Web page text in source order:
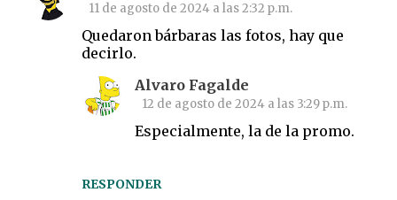
11 de agosto de 2024 a las 2:32 p.m.
Quedaron bárbaras las fotos, hay que
decirlo.
RESPONDER
Alvaro Fagalde
12 de agosto de 2024 a las 3:29 p.m.
Especialmente, la de la promo.